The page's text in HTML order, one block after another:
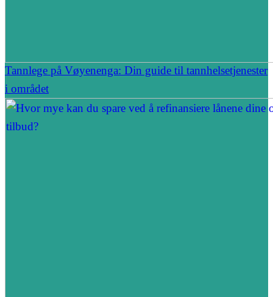
Tannlege på Vøyenenga: Din guide til tannhelsetjenester
i området